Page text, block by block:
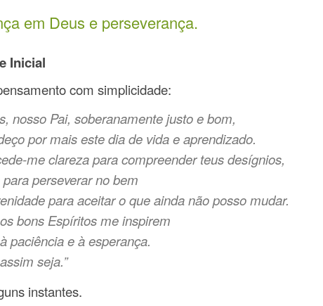
em Deus e perseverança.
Inicial
com simplicidade:
nosso Pai, soberanamente justo e bom,
por mais este dia de vida e aprendizado.
me clareza para compreender teus desígnios,
para perseverar no bem
para aceitar o que ainda não posso mudar.
bons Espíritos me inspirem
paciência e à esperança.
seja.”
instantes.